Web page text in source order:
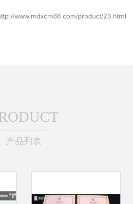
www.mdxcm88.com/product/23.html
产品列表